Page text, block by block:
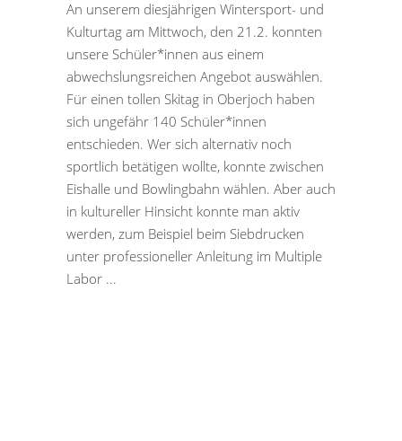
An unserem diesjährigen Wintersport- und
Kulturtag am Mittwoch, den 21.2. konnten
unsere Schüler*innen aus einem
abwechslungsreichen Angebot auswählen.
Für einen tollen Skitag in Oberjoch haben
sich ungefähr 140 Schüler*innen
entschieden. Wer sich alternativ noch
sportlich betätigen wollte, konnte zwischen
Eishalle und Bowlingbahn wählen. Aber auch
in kultureller Hinsicht konnte man aktiv
werden, zum Beispiel beim Siebdrucken
unter professioneller Anleitung im Multiple
Labor